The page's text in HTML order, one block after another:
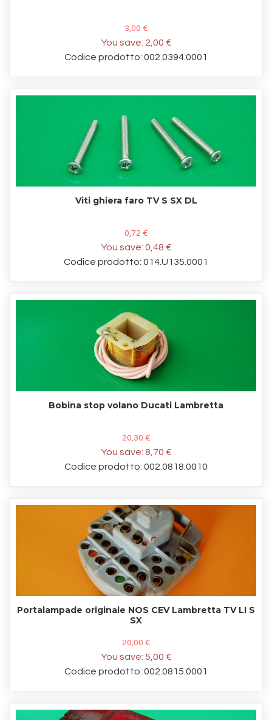
3,00 €
You save: 2,00 €
Codice prodotto: 002.0394.0001
Viti ghiera faro TV S SX DL
0,72 €
You save: 0,48 €
Codice prodotto: 014.U135.0001
Bobina stop volano Ducati Lambretta
20,30 €
You save: 8,70 €
Codice prodotto: 002.0818.0010
Portalampade originale NOS CEV Lambretta TV LI S
SX
20,00 €
You save: 5,00 €
Codice prodotto: 002.0815.0001